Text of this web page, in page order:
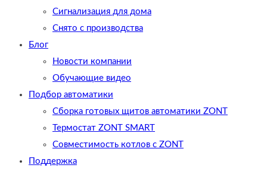
Сигнализация для дома
Снято с производства
Блог
Новости компании
Обучающие видео
Подбор автоматики
Сборка готовых щитов автоматики ZONT
Термостат ZONT SMART
Совместимость котлов с ZONT
Поддержка